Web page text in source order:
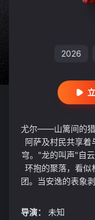
2026
尤尔——山篱间的猎
阿萨及村民共享着
穹。"龙的叫声"自
环抱的聚落，看似
团。当安逸的表象
导演：
未知